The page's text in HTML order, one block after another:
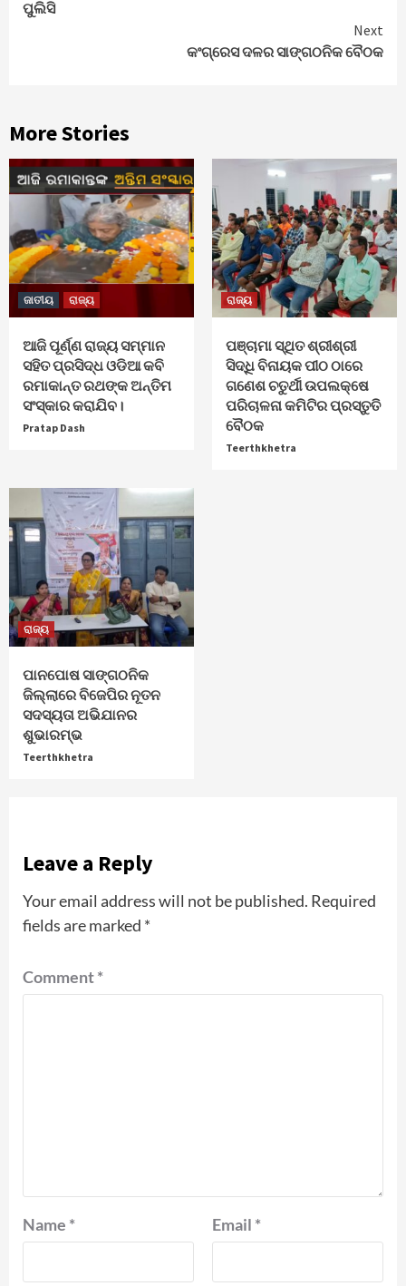
ପୁଲିସି
Next
କଂଗ୍ରେସ ଦଳର ସାଙ୍ଗଠନିକ ବୈଠକ
More Stories
ଜାତୀୟ ରାଜ୍ୟ
ଆଜି ପୂର୍ଣ୍ଣ ରାଜ୍ୟ ସମ୍ମାନ
ସହିତ ପ୍ରସିଦ୍ଧ ଓଡିଆ କବି
ରମାକାନ୍ତ ରଥଙ୍କ ଅନ୍ତିମ
ସଂସ୍କାର କରାଯିବ।
Pratap Dash
ରାଜ୍ୟ
ପଞ୍ଚାମା ସ୍ଥିତ ଶ୍ରୀଶ୍ରୀ
ସିଦ୍ଧି ବିନାୟକ ପୀଠ ଠାରେ
ଗଣେଶ ଚତୁର୍ଥୀ ଉପଲକ୍ଷେ
ପରିଚାଳନା କମିଟିର ପ୍ରସ୍ତୁତି
ବୈଠକ
Teerthkhetra
ରାଜ୍ୟ
ପାନପୋଷ ସାଙ୍ଗଠନିକ
ଜିଲ୍ଲାରେ ବିଜେପିର ନୂତନ
ସଦସ୍ୟତା ଅଭିଯାନର
ଶୁଭାରମ୍ଭ
Teerthkhetra
Leave a Reply
Your email address will not be published. Required
fields are marked *
Comment*
Name * Email *